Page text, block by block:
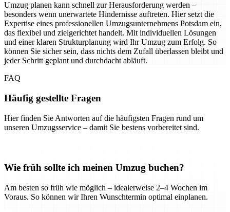
Umzug planen kann schnell zur Herausforderung werden –
besonders wenn unerwartete Hindernisse auftreten. Hier setzt die
Expertise eines professionellen Umzugsunternehmens Potsdam ein,
das flexibel und zielgerichtet handelt. Mit individuellen Lösungen
und einer klaren Strukturplanung wird Ihr Umzug zum Erfolg. So
können Sie sicher sein, dass nichts dem Zufall überlassen bleibt und
jeder Schritt geplant und durchdacht abläuft.
FAQ
Häufig gestellte Fragen
Hier finden Sie Antworten auf die häufigsten Fragen rund um
unseren Umzugsservice – damit Sie bestens vorbereitet sind.
Wie früh sollte ich meinen Umzug buchen?
Am besten so früh wie möglich – idealerweise 2–4 Wochen im
Voraus. So können wir Ihren Wunschtermin optimal einplanen.